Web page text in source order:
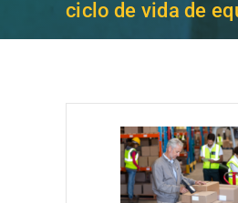
ciclo de vida de